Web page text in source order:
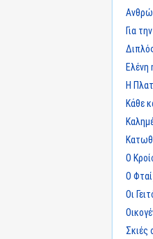
Για
Ελένη
Η
Κάθε
Ο
Ο
Οι
Σκιές